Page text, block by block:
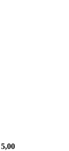
5,00